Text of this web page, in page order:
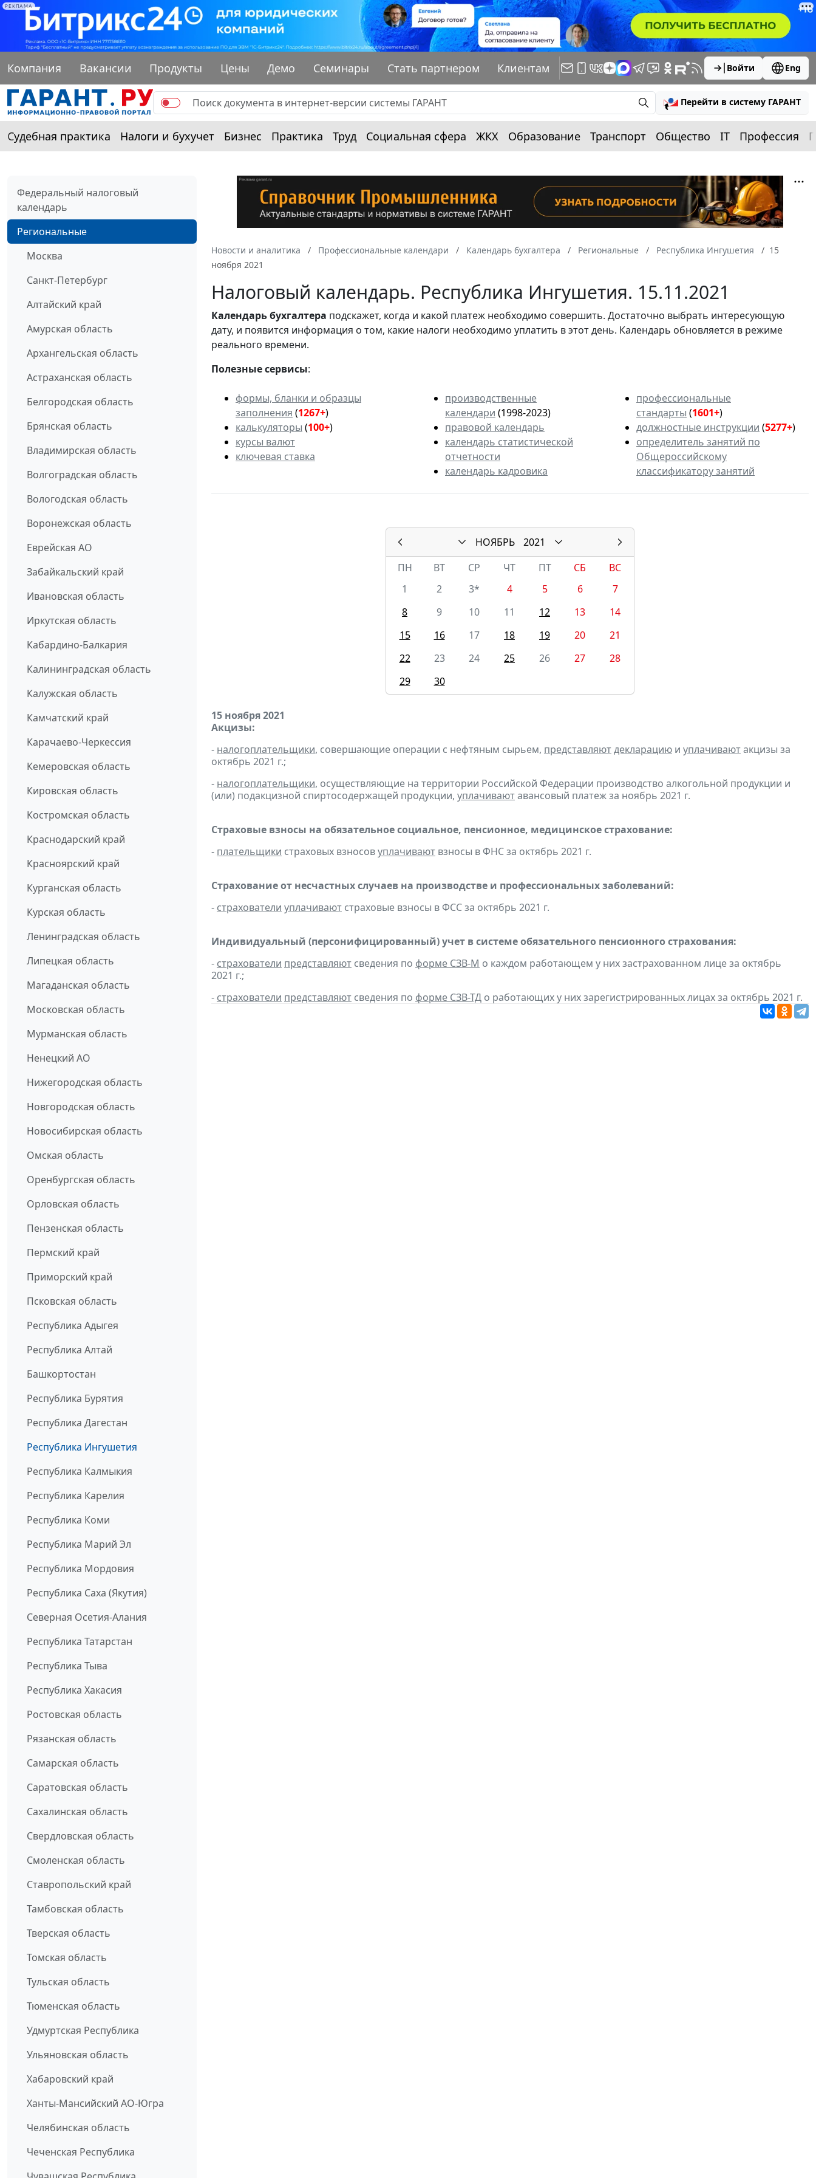
РЕКЛАМА
Компания Вакансии Продукты Цены Демо Семинары Стать партнером Клиентам Войти Eng
Перейти в систему ГАРАНТ
Судебная практика Налоги и бухучет Бизнес Практика Труд Социальная сфера ЖКХ Образование Транспорт Общество IT Профессия
Федеральный налоговый
календарь
Региональные
Москва
Санкт-Петербург
Алтайский край
Амурская область
Архангельская область
Астраханская область
Белгородская область
Брянская область
Владимирская область
Волгоградская область
Вологодская область
Воронежская область
Еврейская АО
Забайкальский край
Ивановская область
Иркутская область
Кабардино-Балкария
Калининградская область
Калужская область
Камчатский край
Карачаево-Черкессия
Кемеровская область
Кировская область
Костромская область
Краснодарский край
Красноярский край
Курганская область
Курская область
Ленинградская область
Липецкая область
Магаданская область
Московская область
Мурманская область
Ненецкий АО
Нижегородская область
Новгородская область
Новосибирская область
Омская область
Оренбургская область
Орловская область
Пензенская область
Пермский край
Приморский край
Псковская область
Республика Адыгея
Республика Алтай
Башкортостан
Республика Бурятия
Республика Дагестан
Республика Ингушетия
Республика Калмыкия
Республика Карелия
Республика Коми
Республика Марий Эл
Республика Мордовия
Республика Саха (Якутия)
Северная Осетия-Алания
Республика Татарстан
Республика Тыва
Республика Хакасия
Ростовская область
Рязанская область
Самарская область
Саратовская область
Сахалинская область
Свердловская область
Смоленская область
Ставропольский край
Тамбовская область
Тверская область
Томская область
Тульская область
Тюменская область
Удмуртская Республика
Ульяновская область
Хабаровский край
Ханты-Мансийский АО-Югра
Челябинская область
Чеченская Республика
Новости и аналитика Профессиональные календари Календарь бухгалтера Региональные Республика Ингушетия
15
ноября 2021
Налоговый календарь. Республика Ингушетия. 15.11.2021
Календарьбухгалтера подскажет, когда и какой платеж необходимо совершить. Достаточно выбрать интересующую
дату, и появится информация о том, какие налоги необходимо уплатить в этот день. Календарь обновляется в режиме
реального времени.
Полезные сервисы:
формы, бланки и образцы
заполнения (1267+)
калькуляторы (100+)
курсы валют
ключевая ставка
производственные
календари (1998-2023)
правовой календарь
календарь статистической
отчетности
календарь кадровика
профессиональные
стандарты (1601+)
должностные инструкции (5277+)
определитель занятий по
Общероссийскому
классификатору занятий
НОЯБРЬ
2021
ПН
ВТ СР ЧТ ПТ СБ
ВС
1
2 3* 4 5 6
7
8
9 10 11 12 13
14
15
16 17 18 19 20
21
22
23 24 25 26 27
28
29
30
15 ноября 2021
Акцизы:
- налогоплательщики, совершающие операции с нефтяным сырьем, представляютдекларацию и уплачиваютакцизы за
октябрь 2021 г.;
- налогоплательщики, осуществляющие на территории Российской Федерации производство алкогольной продукции и
(или) подакцизной спиртосодержащей продукции, уплачиваютавансовый платеж за ноябрь 2021 г.
Страховые взносы на обязательное социальное, пенсионное, медицинское страхование:
- плательщики страховых взносовуплачивают взносы в ФНС за октябрь 2021 г.
Страхование от несчастных случаев на производстве и профессиональных заболеваний:
- страхователи уплачивают страховые взносы в ФСС за октябрь 2021 г.
Индивидуальный (персонифицированный) учет в системе обязательного пенсионного страхования:
- страхователи представляют сведения по форме СЗВ-М о каждом работающем у них застрахованном лице за октябрь
2021 г.;
- страхователи представляют сведения по форме СЗВ-ТД о работающих у них зарегистрированных лицах за октябрь 2021 г.